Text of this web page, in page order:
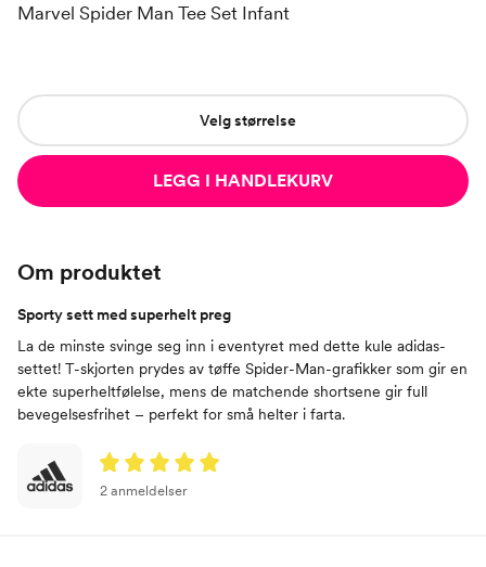
Marvel Spider Man Tee Set Infant
Velg størrelse
LEGG I HANDLEKURV
Om produktet
Sporty sett med superhelt preg
La de minste svinge seg inn i eventyret med dette kule adidas-
settet! T-skjorten prydes av tøffe Spider-Man-grafikker som gir en
ekte superheltfølelse, mens de matchende shortsene gir full
bevegelsesfrihet – perfekt for små helter i farta.
2 anmeldelser